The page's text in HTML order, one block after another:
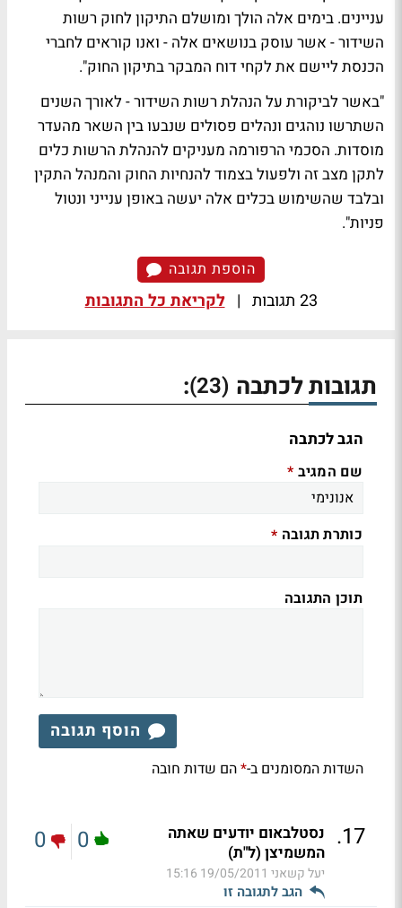
עניינים. בימים אלה הולך ומושלם התיקון לחוק רשות
השידור - אשר עוסק בנושאים אלה - ואנו קוראים לחברי
הכנסת ליישם את לקחי דוח המבקר בתיקון החוק".
"באשר לביקורת על הנהלת רשות השידור - לאורך השנים
השתרשו נוהגים ונהלים פסולים שנבעו בין השאר מהעדר
מוסדות. הסכמי הרפורמה מעניקים להנהלת הרשות כלים
לתקן מצב זה ולפעול בצמוד להנחיות החוק והמנהל התקין
ובלבד שהשימוש בכלים אלה יעשה באופן ענייני ונטול
פניות".
הוספת תגובה
23 תגובות | לקריאת כל התגובות
תגובות לכתבה (23)
:
הגב לכתבה
שם המגיב *
כותרת תגובה *
תוכן התגובה
הוסף תגובה
השדות המסומנים ב-*הם שדות חובה
17
. נסטלבאום יודעים שאתה
המשמיצן (ל"ת)
יעל קשאני 19/05/2011 15:16
הגב לתגובה זו
0
0